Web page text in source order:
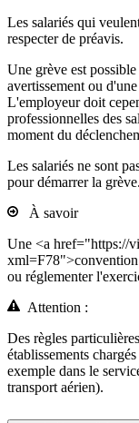
Les salariés qui
respecter de préavis.
Une grève est
avertissement ou
L'employeur doit
professionnelles des
moment du
Les salariés ne sont
pour démarrer la grève.
À savoir
Une <a href="https://
ou réglementer
Attention :
Des règles
établissements
exemple dans le
transport aérien).